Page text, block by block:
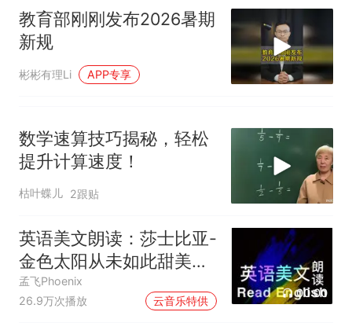
教育部刚刚发布2026暑期
新规
彬彬有理Li APP专享
数学速算技巧揭秘，轻松
提升计算速度！
枯叶蝶儿 2跟贴
英语美文朗读：莎士比亚-
金色太阳从未如此甜美吻
过
孟飞Phoenix
26.9万次播放
云音乐特供
00:00